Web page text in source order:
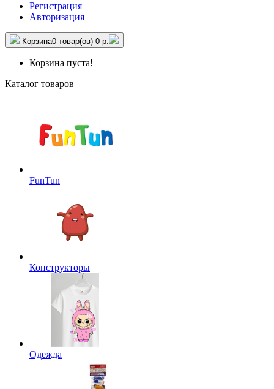
Регистрация
Авторизация
Корзина0 товар(ов) 0 р.
Корзина пуста!
Каталог товаров
FunTun
Конструкторы
Одежда